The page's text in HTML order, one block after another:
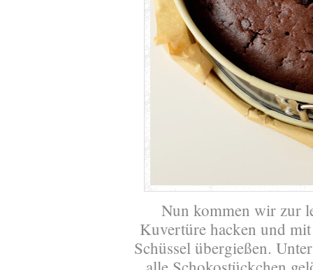
Nun kommen wir zur
Kuvertüre hacken und
Schüssel übergießen.